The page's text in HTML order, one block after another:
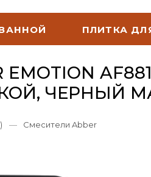
ПЛИТКА
EMOTION
ЧЕРНЫЙ
— Смесители Abber